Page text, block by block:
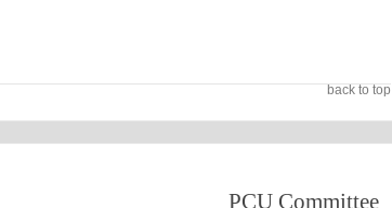
back to top
PCU Committee